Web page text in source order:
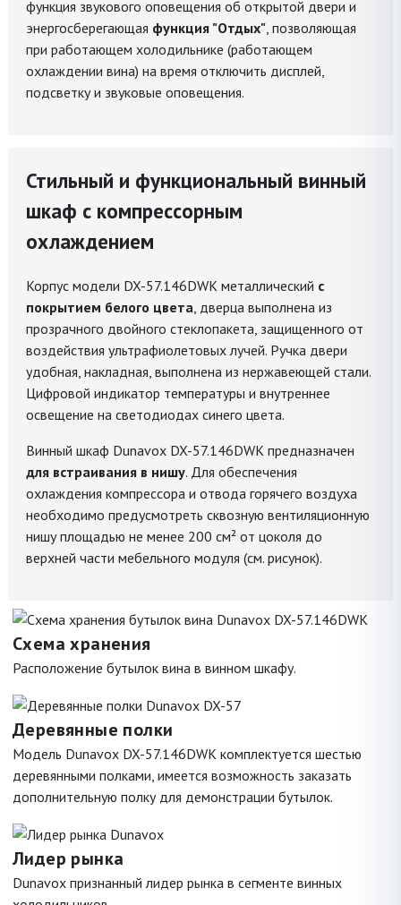
функция звукового оповещения об открытой двери и
энергосберегающая функция "Отдых", позволяющая
при работающем холодильнике (работающем
охлаждении вина) на время отключить дисплей,
подсветку и звуковые оповещения.
Стильный и функциональный винный
шкаф с компрессорным
охлаждением
Корпус модели DX-57.146DWK металлический с
покрытием белого цвета, дверца выполнена из
прозрачного двойного стеклопакета, защищенного от
воздействия ультрафиолетовых лучей. Ручка двери
удобная, накладная, выполнена из нержавеющей стали.
Цифровой индикатор температуры и внутреннее
освещение на светодиодах синего цвета.
Винный шкаф Dunavox DX-57.146DWK предназначен
для встраивания в нишу. Для обеспечения
охлаждения компрессора и отвода горячего воздуха
необходимо предусмотреть сквозную вентиляционную
нишу площадью не менее 200 см² от цоколя до
верхней части мебельного модуля (см. рисунок).
Схема хранения
Расположение бутылок вина в винном шкафу.
Деревянные полки
Модель Dunavox DX-57.146DWK комплектуется шестью
деревянными полками, имеется возможность заказать
дополнительную полку для демонстрации бутылок.
Лидер рынка
Dunavox признанный лидер рынка в сегменте винных